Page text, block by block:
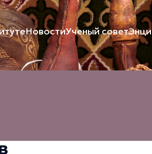
НовостиУченый совет